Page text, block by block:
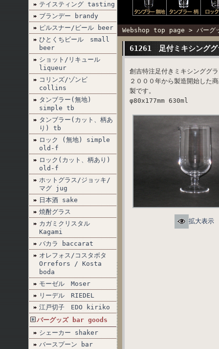
テイスティング tasting
ブランデー brandy
ピルスナー/ビール beer
ひとくちビール small
beer
ショット/リキュール
liqueur
コリンズ/ゾンビ
collins
タンブラー(無地)
simple tb
タンブラー(カット、柄あ
り) tb
ロック (無地) simple
old-f
ロック(カット、柄あり)
old-f
ホットグラス/ジョッキ/
マグ jug
日本酒 sake
焼酎グラス
カガミクリスタル
Kagami
バカラ baccarat
オレフォス/コスタボタ
Orrefors / Kosta
boda
モーゼル Moser
リーデル RIEDEL
江戸切子 EDO kiriko
バーグッズ bar goods
シェーカー shaker
バースプーン bar
Webshop top page > バー
61261 足付ミキシンググ
創吉特注足付きミキシンググ
２０００年から製造開始した
製です。
φ80x177mm 630ml
拡大表示